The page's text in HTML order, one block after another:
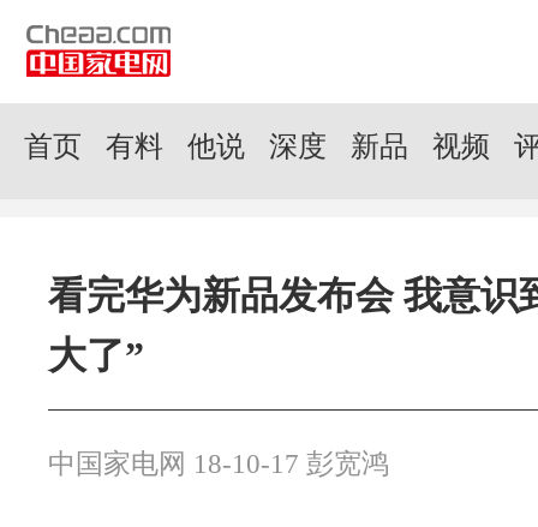
首页 有料 他说 深度 新品 视频
看完华为新品发布会 我意识
大了”
中国家电网 18-10-17 彭宽鸿